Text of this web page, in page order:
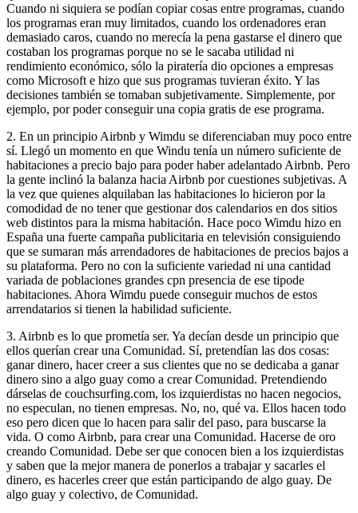
Cuando ni siquiera se podían copiar cosas entre programas, cuando
los programas eran muy limitados, cuando los ordenadores eran
demasiado caros, cuando no merecía la pena gastarse el dinero que
costaban los programas porque no se le sacaba utilidad ni
rendimiento económico, sólo la piratería dio opciones a empresas
como Microsoft e hizo que sus programas tuvieran éxito. Y las
decisiones también se tomaban subjetivamente. Simplemente, por
ejemplo, por poder conseguir una copia gratis de ese programa.
2. En un principio Airbnb y Wimdu se diferenciaban muy poco entre
sí. Llegó un momento en que Windu tenía un número suficiente de
habitaciones a precio bajo para poder haber adelantado Airbnb. Pero
la gente inclinó la balanza hacia Airbnb por cuestiones subjetivas. A
la vez que quienes alquilaban las habitaciones lo hicieron por la
comodidad de no tener que gestionar dos calendarios en dos sitios
web distintos para la misma habitación. Hace poco Wimdu hizo en
España una fuerte campaña publicitaria en televisión consiguiendo
que se sumaran más arrendadores de habitaciones de precios bajos a
su plataforma. Pero no con la suficiente variedad ni una cantidad
variada de poblaciones grandes cpn presencia de ese tipode
habitaciones. Ahora Wimdu puede conseguir muchos de estos
arrendatarios si tienen la habilidad suficiente.
3. Airbnb es lo que prometía ser. Ya decían desde un principio que
ellos querían crear una Comunidad. Sí, pretendían las dos cosas:
ganar dinero, hacer creer a sus clientes que no se dedicaba a ganar
dinero sino a algo guay como a crear Comunidad. Pretendiendo
dárselas de couchsurfing.com, los izquierdistas no hacen negocios,
no especulan, no tienen empresas. No, no, qué va. Ellos hacen todo
eso pero dicen que lo hacen para salir del paso, para buscarse la
vida. O como Airbnb, para crear una Comunidad. Hacerse de oro
creando Comunidad. Debe ser que conocen bien a los izquierdistas
y saben que la mejor manera de ponerlos a trabajar y sacarles el
dinero, es hacerles creer que están participando de algo guay. De
algo guay y colectivo, de Comunidad.